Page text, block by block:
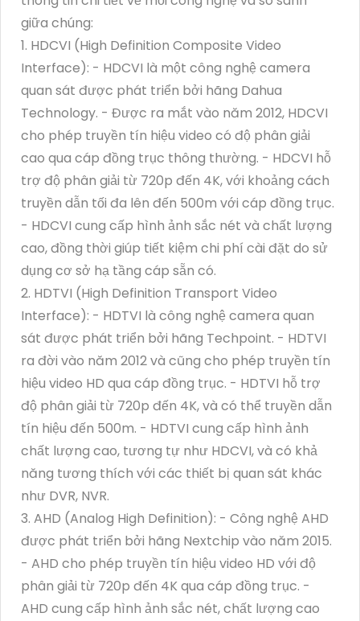
giữa chúng:
1. HDCVI (High Definition Composite Video
Interface): - HDCVI là một công nghệ camera
quan sát được phát triển bởi hãng Dahua
Technology. - Được ra mắt vào năm 2012, HDCVI
cho phép truyền tín hiệu video có độ phân giải
cao qua cáp đồng trục thông thường. - HDCVI hỗ
trợ độ phân giải từ 720p đến 4K, với khoảng cách
truyền dẫn tối đa lên đến 500m với cáp đồng trục.
- HDCVI cung cấp hình ảnh sắc nét và chất lượng
cao, đồng thời giúp tiết kiệm chi phí cài đặt do sử
dụng cơ sở hạ tầng cáp sẵn có.
2. HDTVI (High Definition Transport Video
Interface): - HDTVI là công nghệ camera quan
sát được phát triển bởi hãng Techpoint. - HDTVI
ra đời vào năm 2012 và cũng cho phép truyền tín
hiệu video HD qua cáp đồng trục. - HDTVI hỗ trợ
độ phân giải từ 720p đến 4K, và có thể truyền dẫn
tín hiệu đến 500m. - HDTVI cung cấp hình ảnh
chất lượng cao, tương tự như HDCVI, và có khả
năng tương thích với các thiết bị quan sát khác
như DVR, NVR.
3. AHD (Analog High Definition): - Công nghệ AHD
được phát triển bởi hãng Nextchip vào năm 2015.
- AHD cho phép truyền tín hiệu video HD với độ
phân giải từ 720p đến 4K qua cáp đồng trục. -
AHD cung cấp hình ảnh sắc nét, chất lượng cao